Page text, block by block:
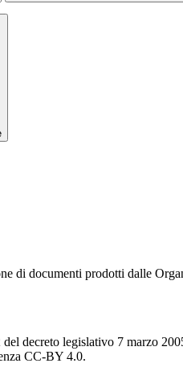
di documenti prodotti dalle
decreto legislativo 7 marzo
CC-BY 4.0.